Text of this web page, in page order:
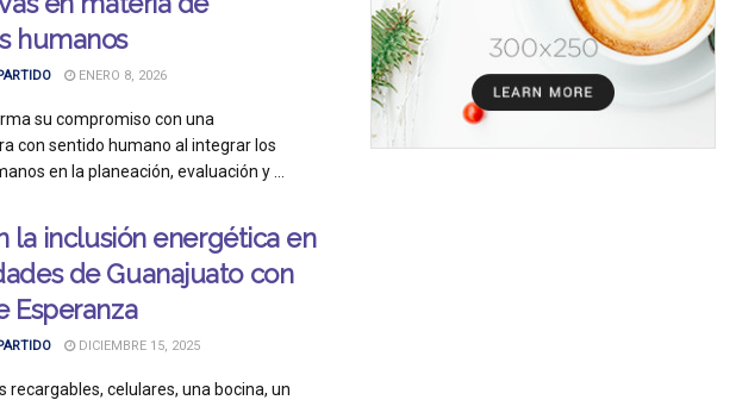
humanos
ENERO 8, 2026
su compromiso con una
con sentido humano al integrar los
en la planeación, evaluación y ...
la inclusión energética en
de Guanajuato con
Esperanza
DICIEMBRE 15, 2025
recargables, celulares, una bocina, un